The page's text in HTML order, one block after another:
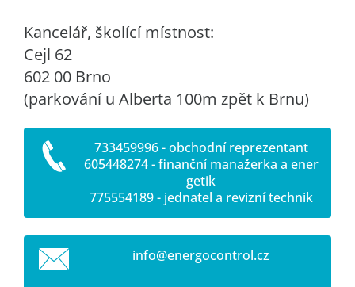
Kancelář, školící místnost:
Cejl 62
602 00 Brno
(parkování u Alberta 100m zpět k Brnu)
733459996 - obchodní reprezentant
605448274 - finanční manažerka a ener
getik
775554189 - jednatel a revizní technik
info@energocontrol.cz